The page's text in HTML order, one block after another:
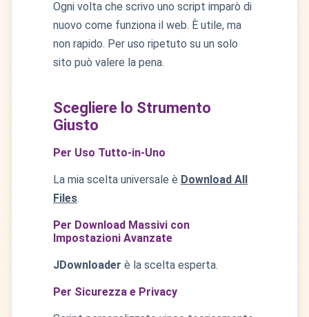
Ogni volta che scrivo uno script imparò di
nuovo come funziona il web. È utile, ma
non rapido. Per uso ripetuto su un solo
sito può valere la pena.
Scegliere lo Strumento
Giusto
Per Uso Tutto-in-Uno
La mia scelta universale è Download All
Files.
Per Download Massivi con
Impostazioni Avanzate
JDownloader è la scelta esperta.
Per Sicurezza e Privacy